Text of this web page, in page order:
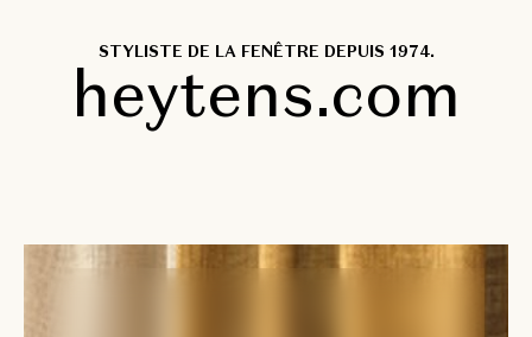
STYLISTE DE LA FENÊTRE DEPUIS 1974.
heytens.com